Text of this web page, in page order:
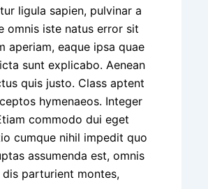
ligula sapien, pulvinar a
omnis iste natus error sit
aperiam, eaque ipsa quae
sunt explicabo. Aenean
quis justo. Class aptent
hymenaeos. Integer
commodo dui eget
cumque nihil impedit quo
assumenda est, omnis
parturient montes,